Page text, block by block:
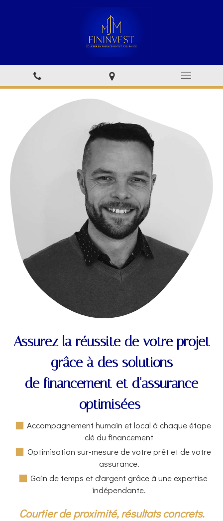
Assurez la réussite de votre projet
grâce à des solutions
de financement et d'assurance
optimisées
Accompagnement humain et local à chaque étape
clé du financement
Optimisation sur-mesure de votre prêt et de votre
assurance.
Gain de temps et d'argent grâce à une expertise
indépendante.
Courtier de proximité, résultats concrets.